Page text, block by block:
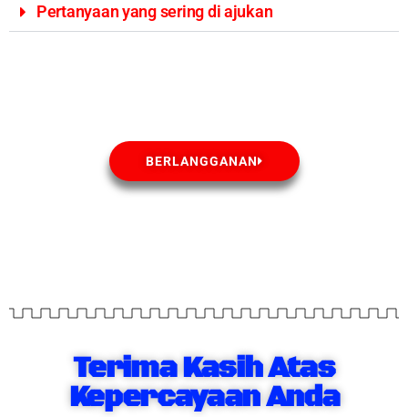
Pertanyaan yang sering di ajukan
BERLANGGANAN
Terima Kasih Atas
Kepercayaan Anda